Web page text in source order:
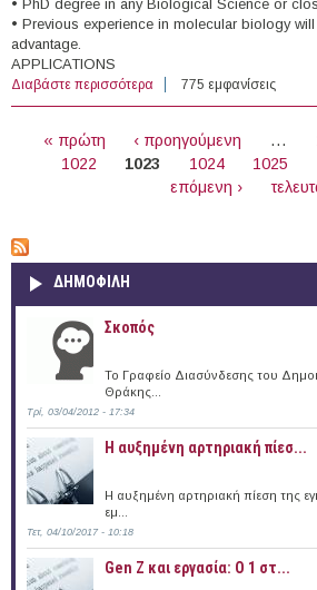
• PhD degree in any Biological Science or
• Previous experience in molecular biology
advantage.
APPLICATIONS
Διαβάστε περισσότερα για Post-Doctoral Fellow
Neurology and Genetics
775 εμφανίσεις
« πρώτη ‹ προηγούμενη …
1022
1023 1024 1025
επόμενη ›
ΔΗΜΟΦΙΛΗ
Σκοπός
Το Γραφείο Διασύνδεσης του
Θράκης...
Τρί, 03/04/2012 - 17:34
Η αυξημένη αρτηριακή πίεσ...
Η αυξημένη αρτηριακή πίεση της
εμ...
Τετ, 04/10/2017 - 10:18
Gen Z και εργασία: Ο 1 στ...